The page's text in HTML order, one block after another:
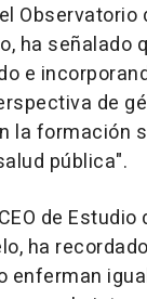
Observatorio
ha señalado
e
de
la formación
pública".
de
ha
enferman